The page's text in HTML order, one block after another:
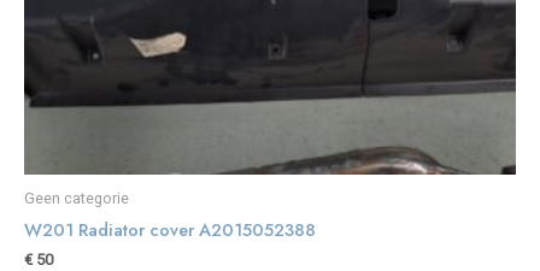
Geen categorie
W201 Radiator cover A2015052388
€50